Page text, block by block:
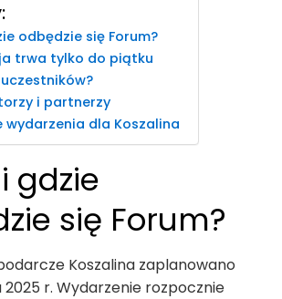
odbędzie się Forum?
trwa tylko do piątku
i partnerzy
wydarzenia dla Koszalina
gdzie
się Forum?
Koszalina zaplanowano
2025 r. Wydarzenie rozpocznie